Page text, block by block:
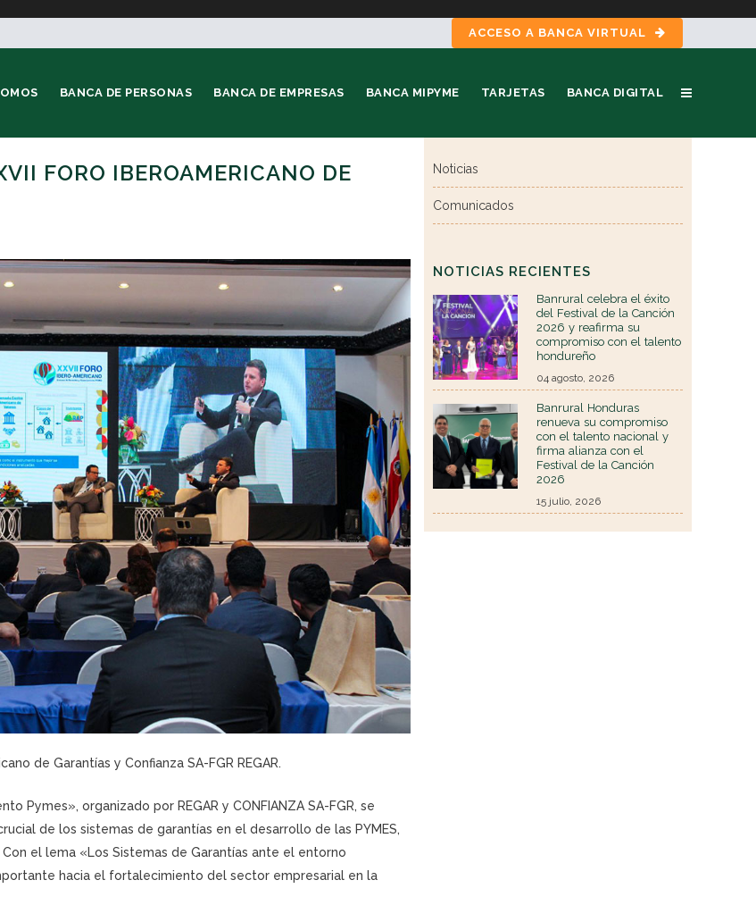
ACCESO A BANCA VIRTUAL
BANCA DE PERSONAS BANCA DE EMPRESAS BANCA MIPYME TARJETAS BANCA DIGITAL
FORO IBEROAMERICANO DE
de Garantías y Confianza SA-FGR REGAR.
Pymes», organizado por REGAR y CONFIANZA SA-FGR, se
de los sistemas de garantías en el desarrollo de las PYMES,
el lema «Los Sistemas de Garantías ante el entorno
hacia el fortalecimiento del sector empresarial en la
Noticias
Comunicados
NOTICIAS RECIENTES
Banrural celebra el éxito
del Festival de la Canción
2026 y reafirma su
compromiso con el talento
hondureño
04 agosto, 2026
Banrural Honduras
renueva su compromiso
con el talento nacional y
firma alianza con el
Festival de la Canción
2026
15 julio, 2026